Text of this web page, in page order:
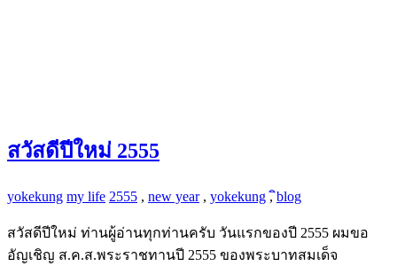
สวัสดีปีใหม่ 2555
yokekung my life 2555 , new year, yokekung,ิblog
สวัสดีปีใหม่ ท่านผู้อ่านทุกท่านครับ วันแรกของปี 2555 ผมขอ
อัญเชิญ ส.ค.ส.พระราชทานปี 2555 ของพระบาทสมเด็จ